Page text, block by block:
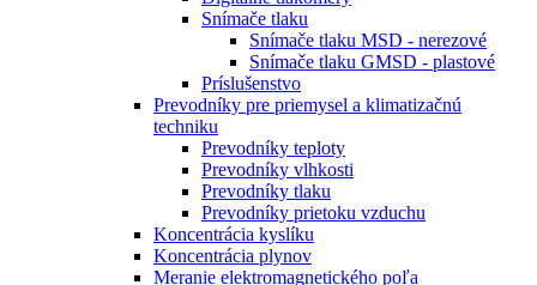
Snímače tlaku
Snímače tlaku MSD - nerezové
Snímače tlaku GMSD - plastové
Príslušenstvo
Prevodníky pre priemysel a klimatizačnú
techniku
Prevodníky teploty
Prevodníky vlhkosti
Prevodníky tlaku
Prevodníky prietoku vzduchu
Koncentrácia kyslíku
Koncentrácia plynov
Meranie elektromagnetického poľa